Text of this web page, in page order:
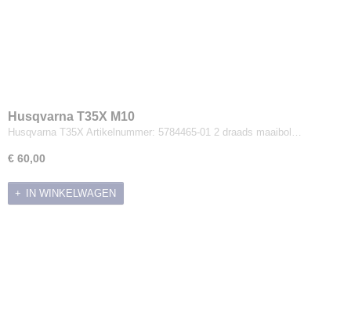
Husqvarna T35X M10
Husqvarna T35X Artikelnummer: 5784465-01 2 draads maaibol…
€ 60,00
IN WINKELWAGEN